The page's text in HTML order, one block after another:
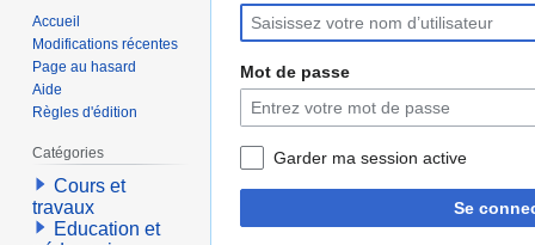
la
navigation
la
recherche
Mot de passe
Garder ma session active
Se
Accueil
Modifications récentes
Page au hasard
Aide
Règles d'édition
Catégories
Cours et
travaux
Education et